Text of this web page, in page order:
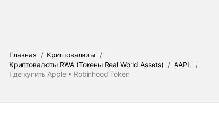
Главная / Криптовалюты /
Криптовалюты RWA (Токены Real World Assets) / AAPL
/
Где купить Apple • Robinhood Token